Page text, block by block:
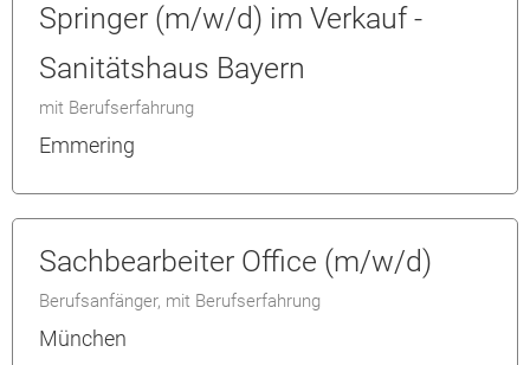
Springer (m/w/d) im Verkauf -
Sanitätshaus Bayern
mit Berufserfahrung
Emmering
Sachbearbeiter Office (m/w/d)
Berufsanfänger, mit Berufserfahrung
München